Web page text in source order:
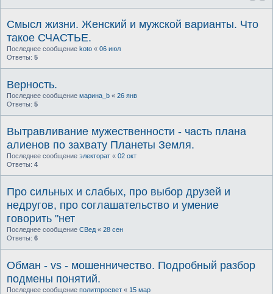
Смысл жизни. Женский и мужской варианты. Что
такое СЧАСТЬЕ.
Последнее сообщение koto « 06 июл
Ответы: 5
Верность.
Последнее сообщение марина_b « 26 янв
Ответы: 5
Вытравливание мужественности - часть плана
алиенов по захвату Планеты Земля.
Последнее сообщение электорат « 02 окт
Ответы: 4
Про сильных и слабых, про выбор друзей и
недругов, про соглашательство и умение
говорить "нет
Последнее сообщение СВед « 28 сен
Ответы: 6
Обман - vs - мошенничество. Подробный разбор
подмены понятий.
Последнее сообщение политпросвет « 15 мар